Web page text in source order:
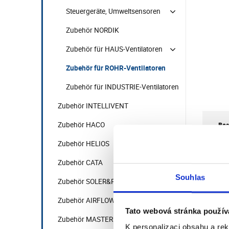
Souhlas
Tato webová stránka
K personalizaci obsahu a
Steuergeräte, Umweltsensoren
Zubehör NORDIK
Zubehör für HAUS-Ventilatoren
Zubehör für ROHR-Ventilatoren
Zubehör für INDUSTRIE-Ventilatoren
Zubehör INTELLIVENT
Zubehör HACO
Zubehör HELIOS
Zubehör CATA
Zubehör SOLER&PALAU
Zubehör AIRFLOW iCON
Zubehör MASTER